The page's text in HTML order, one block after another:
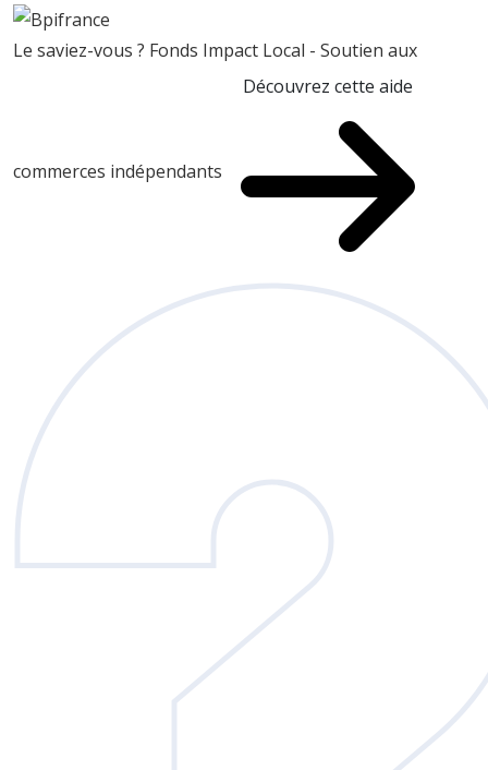
Le saviez-vous ? Fonds Impact Local - Soutien aux
commerces indépendants
Découvrez cette aide